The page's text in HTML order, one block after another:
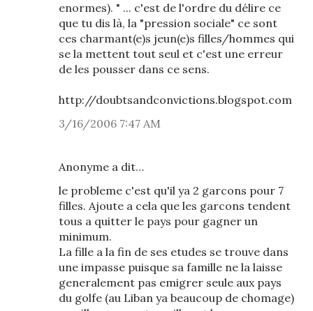
enormes). " ... c'est de l'ordre du délire ce
que tu dis là, la "pression sociale" ce sont
ces charmant(e)s jeun(e)s filles/hommes qui
se la mettent tout seul et c'est une erreur
de les pousser dans ce sens.
http://doubtsandconvictions.blogspot.com
3/16/2006 7:47 AM
Anonyme a dit…
le probleme c'est qu'il ya 2 garcons pour 7
filles. Ajoute a cela que les garcons tendent
tous a quitter le pays pour gagner un
minimum.
La fille a la fin de ses etudes se trouve dans
une impasse puisque sa famille ne la laisse
generalement pas emigrer seule aux pays
du golfe (au Liban ya beaucoup de chomage)